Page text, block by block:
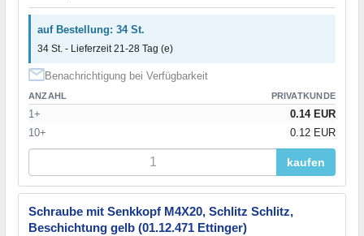
auf Bestellung: 34 St.
34 St. - Lieferzeit 21-28 Tag (e)
Benachrichtigung bei Verfügbarkeit
ANZAHL PRIVATKUNDE
1+
0.14 EUR
10+
0.12 EUR
kaufen
Schraube mit Senkkopf M4X20, Schlitz Schlitz,
Beschichtung gelb (01.12.471 Ettinger)